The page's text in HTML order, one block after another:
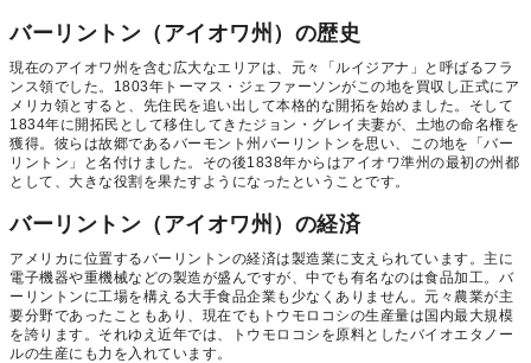
バーリントン（アイオワ州）の歴史
現在のアイオワ州を含む広大なエリアは、元々「ルイジアナ」と呼ばるフラ
ンス領でした。1803年トーマス・ジェファーソンがこの地を買収し正式にア
メリカ領とすると、先住民を追い出して本格的な開拓を始めました。そして
1834年に開拓民として移住してきたジョン・グレイ夫妻が、土地の命名権を
獲得。彼らは故郷であるバーモント州バーリントンを思い、この地を「バー
リントン」と名付けました。その後1838年からはアイオワ準州の最初の州都
として、大きな役割を果たすようになったということです。
バーリントン（アイオワ州）の経済
アメリカに位置するバーリントンの経済は製造業に支えられています。主に
電子機器や重機械などの製造が盛んですが、中でも有名なのは食品加工。バ
ーリントンに工場を構える大手食品企業も少なくありません。元々農業が主
要分野であったこともあり、現在でもトウモロコシの生産量は国内最大規模
を誇ります。それゆえ近年では、トウモロコシを原料としたバイオエタノー
ルの生産にも力を入れています。